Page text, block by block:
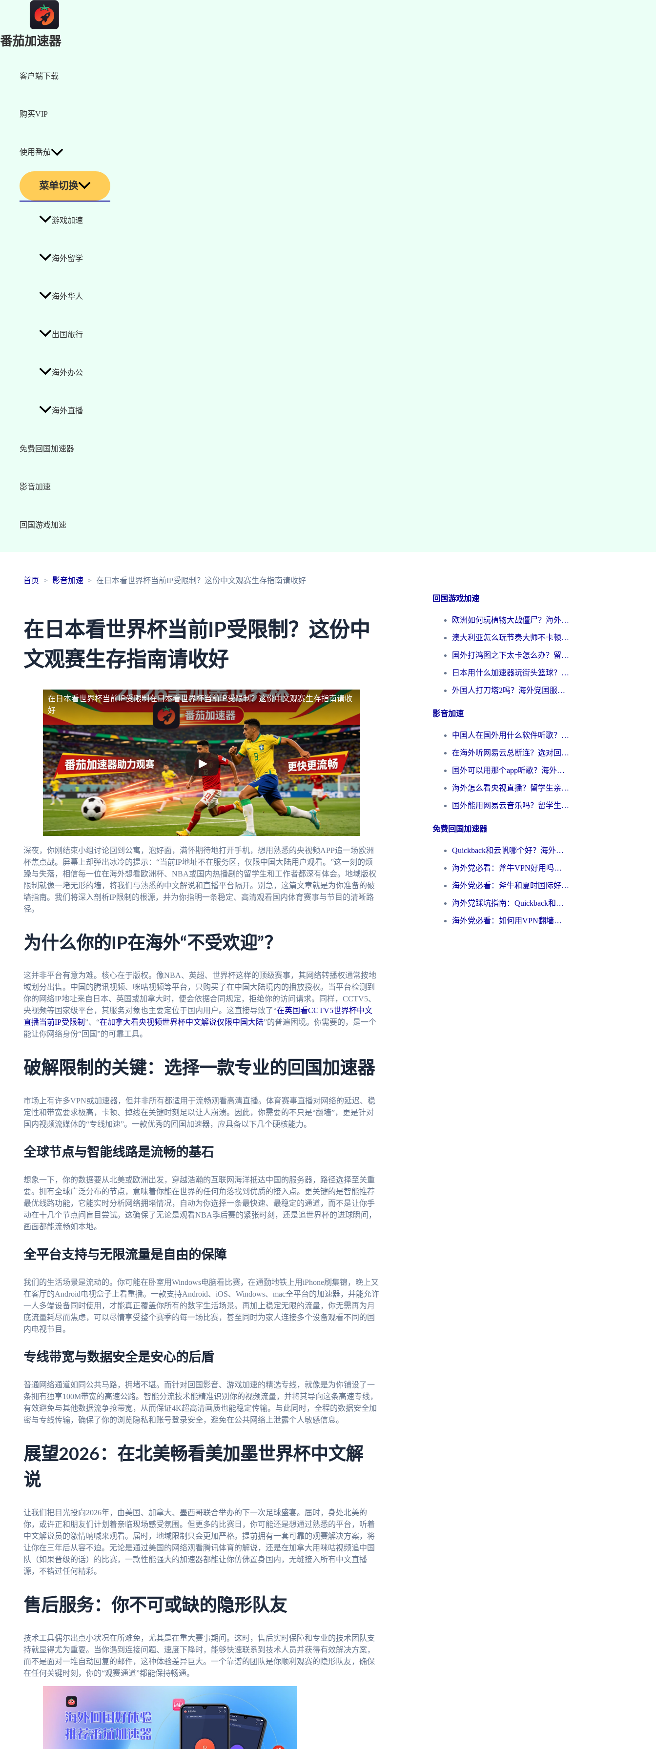
番茄加速器
客户端下载
购买VIP
使用番茄
菜单切换
游戏加速
海外留学
海外华人
出国旅行
海外办公
海外直播
免费回国加速器
影音加速
回国游戏加速
首页 影音加速 在日本看世界杯当前IP受限制？这份中文观赛生存指南请收好
在日本看世界杯当前IP受限制？这份中
文观赛生存指南请收好
在日本看世界杯当前IP受限制在日本看世界杯当前IP受限制？这份中文观赛生存指南请收
好
深夜，你刚结束小组讨论回到公寓，泡好面，满怀期待地打开手机，想用熟悉的央视频APP追一场欧洲
杯焦点战。屏幕上却弹出冰冷的提示：“当前IP地址不在服务区，仅限中国大陆用户观看。”这一刻的烦
躁与失落，相信每一位在海外想看欧洲杯、NBA或国内热播剧的留学生和工作者都深有体会。地域版权
限制就像一堵无形的墙，将我们与熟悉的中文解说和直播平台隔开。别急，这篇文章就是为你准备的破
墙指南。我们将深入剖析IP限制的根源，并为你指明一条稳定、高清观看国内体育赛事与节目的清晰路
径。
为什么你的IP在海外“不受欢迎”？
这并非平台有意为难。核心在于版权。像NBA、英超、世界杯这样的顶级赛事，其网络转播权通常按地
域划分出售。中国的腾讯视频、咪咕视频等平台，只购买了在中国大陆境内的播放授权。当平台检测到
你的网络IP地址来自日本、英国或加拿大时，便会依据合同规定，拒绝你的访问请求。同样，CCTV5、
央视频等国家级平台，其服务对象也主要定位于国内用户。这直接导致了“在英国看CCTV5世界杯中文
直播当前IP受限制 ”、“在加拿大看央视频世界杯中文解说仅限中国大陆”的普遍困境。你需要的，是一个
能让你网络身份“回国”的可靠工具。
破解限制的关键：选择一款专业的回国加速器
市场上有许多VPN或加速器，但并非所有都适用于流畅观看高清直播。体育赛事直播对网络的延迟、稳
定性和带宽要求极高，卡顿、掉线在关键时刻足以让人崩溃。因此，你需要的不只是“翻墙”，更是针对
国内视频流媒体的“专线加速”。一款优秀的回国加速器，应具备以下几个硬核能力。
全球节点与智能线路是流畅的基石
想象一下，你的数据要从北美或欧洲出发，穿越浩瀚的互联网海洋抵达中国的服务器，路径选择至关重
要。拥有全球广泛分布的节点，意味着你能在世界的任何角落找到优质的接入点。更关键的是智能推荐
最优线路功能，它能实时分析网络拥堵情况，自动为你选择一条最快速、最稳定的通道，而不是让你手
动在十几个节点间盲目尝试。这确保了无论是观看NBA季后赛的紧张时刻，还是追世界杯的进球瞬间，
画面都能流畅如本地。
全平台支持与无限流量是自由的保障
我们的生活场景是流动的。你可能在卧室用Windows电脑看比赛，在通勤地铁上用iPhone刷集锦，晚上又
在客厅的Android电视盒子上看重播。一款支持Android、iOS、Windows、mac全平台的加速器，并能允许
一人多端设备同时使用，才能真正覆盖你所有的数字生活场景。再加上稳定无限的流量，你无需再为月
底流量耗尽而焦虑，可以尽情享受整个赛季的每一场比赛，甚至同时为家人连接多个设备观看不同的国
内电视节目。
专线带宽与数据安全是安心的后盾
普通网络通道如同公共马路，拥堵不堪。而针对回国影音、游戏加速的精选专线，就像是为你铺设了一
条拥有独享100M带宽的高速公路。智能分流技术能精准识别你的视频流量，并将其导向这条高速专线，
有效避免与其他数据流争抢带宽，从而保证4K超高清画质也能稳定传输。与此同时，全程的数据安全加
密与专线传输，确保了你的浏览隐私和账号登录安全，避免在公共网络上泄露个人敏感信息。
展望2026：在北美畅看美加墨世界杯中文解
说
让我们把目光投向2026年，由美国、加拿大、墨西哥联合举办的下一次足球盛宴。届时，身处北美的
你，或许正和朋友们计划着亲临现场感受氛围。但更多的比赛日，你可能还是想通过熟悉的平台，听着
中文解说员的激情呐喊来观看。届时，地域限制只会更加严格。提前拥有一套可靠的观赛解决方案，将
让你在三年后从容不迫。无论是通过美国的网络观看腾讯体育的解说，还是在加拿大用咪咕视频追中国
队（如果晋级的话）的比赛，一款性能强大的加速器都能让你仿佛置身国内，无缝接入所有中文直播
源，不错过任何精彩。
售后服务：你不可或缺的隐形队友
技术工具偶尔出点小状况在所难免，尤其是在重大赛事期间。这时，售后实时保障和专业的技术团队支
持就显得尤为重要。当你遇到连接问题、速度下降时，能够快速联系到技术人员并获得有效解决方案，
而不是面对一堆自动回复的邮件，这种体验差异巨大。一个靠谱的团队是你顺利观赛的隐形队友，确保
在任何关键时刻，你的“观赛通道”都能保持畅通。
回国游戏加速
欧洲如何玩植物大战僵尸？海外党国服游戏加速避坑指南（附实测对比）
澳大利亚怎么玩节奏大师不卡顿？海外党国服游戏加速终极指南
国外打鸿图之下太卡怎么办？留学生亲测有效的国服游戏加速方案
日本用什么加速器玩街头篮球？海外党国服游戏不卡顿的终极攻略
外国人打刀塔2吗？海外党国服游戏加速避坑全攻略
影音加速
中国人在国外用什么软件听歌？别再被地域限制卡脖子，这篇教你轻松解锁国内音乐库
在海外听网易云总断连？选对回国加速器，告别地区限制和卡顿
国外可以用那个app听歌？海外党亲测有效的回国加速方案，轻松听国内音乐听书
海外怎么看央视直播？留学生亲测：3步解决版权限制+追剧自由
国外能用网易云音乐吗？留学生亲测：3步解决海外听歌难题
免费回国加速器
Quickback和云帆哪个好？海外党2026亲测指南：选对加速器大陆工具，无缝刷国内剧玩国服
海外党必看：斧牛VPN好用吗？和GoLinkVPN对比哪个回国效果更好？
海外党必看：斧牛和夏时国际好用吗？3步选对回国加速器，无缝刷国内资源
海外党踩坑指南：Quickback和归雁好用吗？选对加速器才能无缝刷国内资源
海外党必看：如何用VPN翻墙到大陆PTT？一篇解决你所有回国加速痛点